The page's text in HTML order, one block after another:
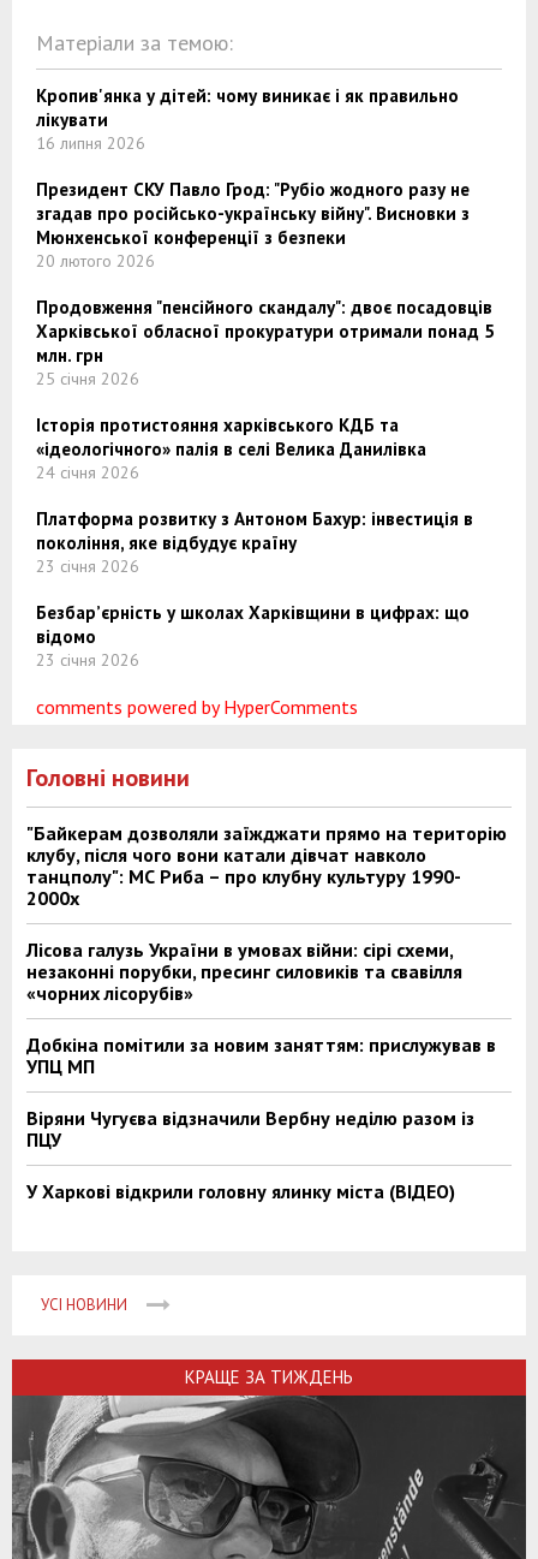
Матеріали за темою:
Кропив'янка у дітей: чому виникає і як правильно
лікувати
16 липня 2026
Президент СКУ Павло Грод: "Рубіо жодного разу не
згадав про російсько-українську війну". Висновки з
Мюнхенської конференції з безпеки
20 лютого 2026
Продовження "пенсійного скандалу": двоє посадовців
Харківської обласної прокуратури отримали понад 5
млн. грн
25 січня 2026
Історія протистояння харківського КДБ та
«ідеологічного» палія в селі Велика Данилівка
24 січня 2026
Платформа розвитку з Антоном Бахур: інвестиція в
покоління, яке відбудує країну
23 січня 2026
Безбар’єрність у школах Харківщини в цифрах: що
відомо
23 січня 2026
comments powered by HyperComments
Головні новини
"Байкерам дозволяли заїжджати прямо на територію
клубу, після чого вони катали дівчат навколо
танцполу": МС Риба – про клубну культуру 1990-
2000х
Лісова галузь України в умовах війни: сірі схеми,
незаконні порубки, пресинг силовиків та свавілля
«чорних лісорубів»
Добкіна помітили за новим заняттям: прислужував в
УПЦ МП
Віряни Чугуєва відзначили Вербну неділю разом із
ПЦУ
У Харкові відкрили головну ялинку міста (ВІДЕО)
УСІ НОВИНИ
КРАЩЕ ЗА ТИЖДЕНЬ